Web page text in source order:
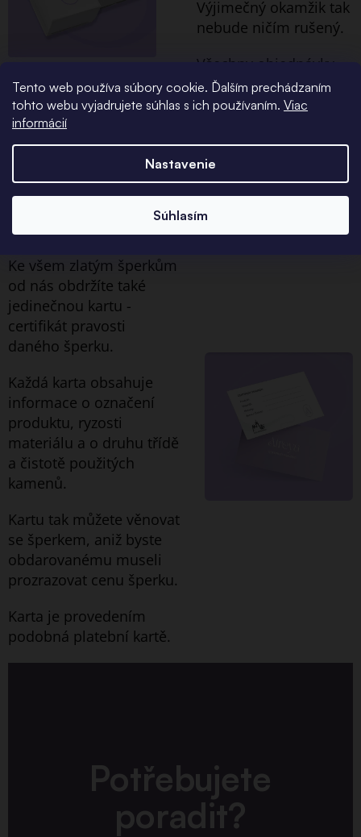
Tento web používa súbory cookie. Ďalším prechádzaním
tohto webu vyjadrujete súhlas s ich používaním. Viac
informácií
Nastavenie
Súhlasím
Výjimečný okamžik tak
nebude ničím rušený.
Všechny objednávky
se zlatými šperky navíc
balíme do
elegantních
papírových krabic.
Certifikát
pravosti
Ke všem zlatým šperkům
od nás obdržíte také
jedinečnou kartu -
certifikát pravosti
daného šperku.
Každá karta obsahuje
informace o označení
produktu, ryzosti
materiálu a o druhu třídě
a čistotě použitých
kamenů.
Kartu tak můžete věnovat
se šperkem, aniž byste
obdarovanému museli
prozrazovat cenu šperku.
Karta je provedením
podobná platební kartě.
Potřebujete
poradit?